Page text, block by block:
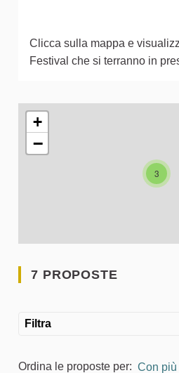
Clicca sulla mappa e
Festival che si terranno in
L'elemento seguente è una
3
+
−
7 PROPOSTE
Filtra
Ordina le proposte per: Con più